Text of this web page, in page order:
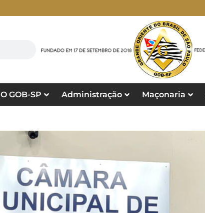
O GOB-SP Administração Maçonaria